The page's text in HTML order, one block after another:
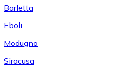
Barletta
Eboli
Modugno
Siracusa